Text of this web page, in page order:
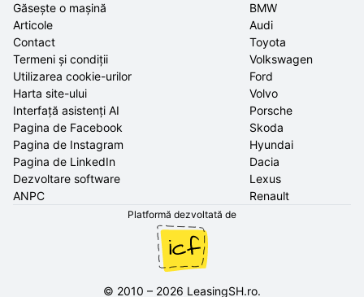
Găsește o mașină
Articole
Contact
Termeni și condiții
Utilizarea cookie-urilor
Harta site-ului
Interfață asistenți AI
Pagina de Facebook
Pagina de Instagram
Pagina de LinkedIn
Dezvoltare software
ANPC
BMW
Audi
Toyota
Volkswagen
Ford
Volvo
Porsche
Skoda
Hyundai
Dacia
Lexus
Renault
Platformă dezvoltată de
© 2010 – 2026 LeasingSH.ro.